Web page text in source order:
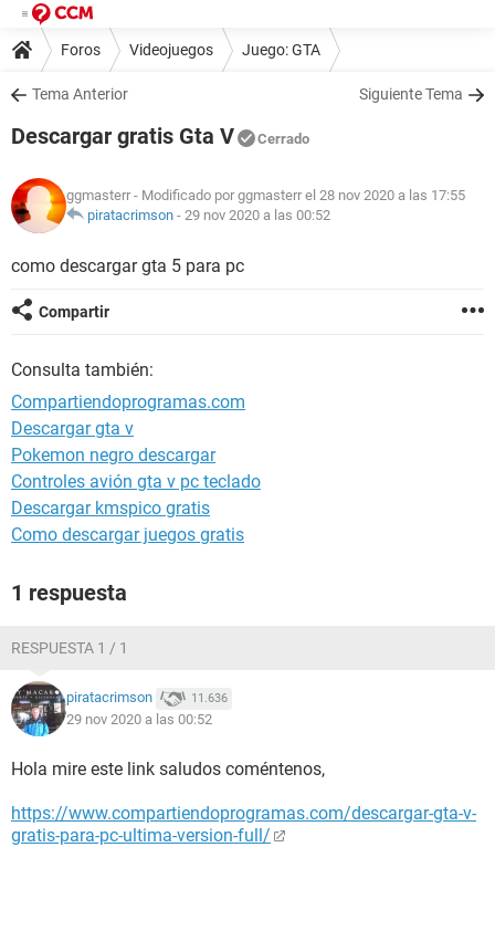
Foros Videojuegos Juego: GTA
Tema Anterior Siguiente Tema
Descargar gratis Gta V Cerrado
ggmasterr - Modificado por ggmasterr el 28 nov 2020 a las 17:55
piratacrimson - 29 nov 2020 a las 00:52
como descargar gta 5 para pc
Compartir
Consulta también:
Compartiendoprogramas.com
Descargar gta v
Pokemon negro descargar
Controles avión gta v pc teclado
Descargar kmspico gratis
Como descargar juegos gratis
1 respuesta
RESPUESTA 1 / 1
piratacrimson 11.636
29 nov 2020 a las 00:52
Hola mire este link saludos coméntenos,
https://www.compartiendoprogramas.com/descargar-gta-v-
gratis-para-pc-ultima-version-full/